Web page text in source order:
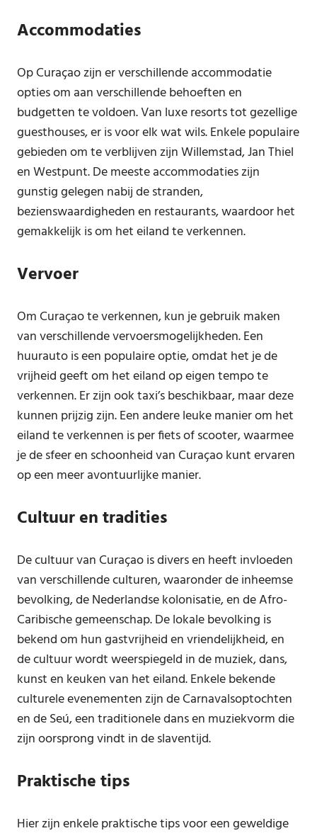
Accommodaties
Op Curaçao zijn er verschillende accommodatie
opties om aan verschillende behoeften en
budgetten te voldoen. Van luxe resorts tot gezellige
guesthouses, er is voor elk wat wils. Enkele populaire
gebieden om te verblijven zijn Willemstad, Jan Thiel
en Westpunt. De meeste accommodaties zijn
gunstig gelegen nabij de stranden,
bezienswaardigheden en restaurants, waardoor het
gemakkelijk is om het eiland te verkennen.
Vervoer
Om Curaçao te verkennen, kun je gebruik maken
van verschillende vervoersmogelijkheden. Een
huurauto is een populaire optie, omdat het je de
vrijheid geeft om het eiland op eigen tempo te
verkennen. Er zijn ook taxi’s beschikbaar, maar deze
kunnen prijzig zijn. Een andere leuke manier om het
eiland te verkennen is per fiets of scooter, waarmee
je de sfeer en schoonheid van Curaçao kunt ervaren
op een meer avontuurlijke manier.
Cultuur en tradities
De cultuur van Curaçao is divers en heeft invloeden
van verschillende culturen, waaronder de inheemse
bevolking, de Nederlandse kolonisatie, en de Afro-
Caribische gemeenschap. De lokale bevolking is
bekend om hun gastvrijheid en vriendelijkheid, en
de cultuur wordt weerspiegeld in de muziek, dans,
kunst en keuken van het eiland. Enkele bekende
culturele evenementen zijn de Carnavalsoptochten
en de Seú, een traditionele dans en muziekvorm die
zijn oorsprong vindt in de slaventijd.
Praktische tips
Hier zijn enkele praktische tips voor een geweldige